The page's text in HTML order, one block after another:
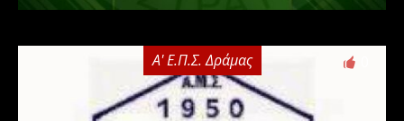
Α' Ε.Π.Σ. Δράμας